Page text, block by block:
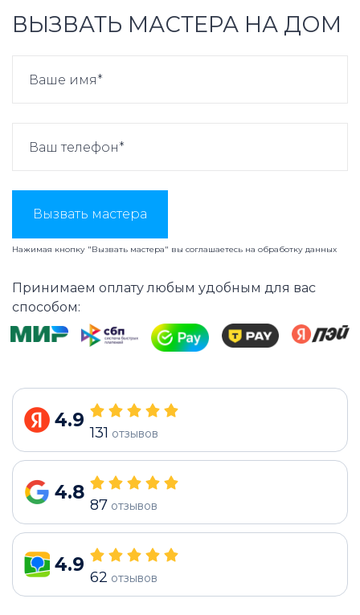
ВЫЗВАТЬ МАСТЕРА НА ДОМ
Вызвать мастера
Нажимая кнопку "Вызвать мастера" вы соглашаетесь на обработку данных
Принимаем оплату любым удобным для вас
способом:
4.9
131 отзывов
4.8
87 отзывов
4.9
62 отзывов